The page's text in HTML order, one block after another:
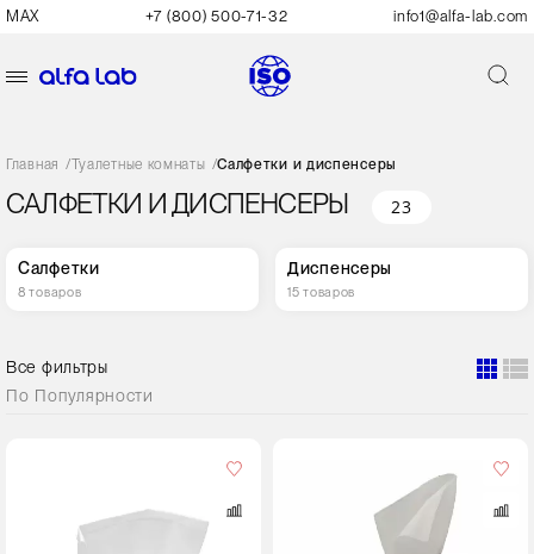
MAX +7 (800) 500-71-32 info1@alfa-lab.com
Главная /Туалетные комнаты /Салфетки и диспенсеры
САЛФЕТКИ И ДИСПЕНСЕРЫ 23
Салфетки
8 товаров
Диспенсеры
15 товаров
Все фильтры
По Популярности
30 пачек